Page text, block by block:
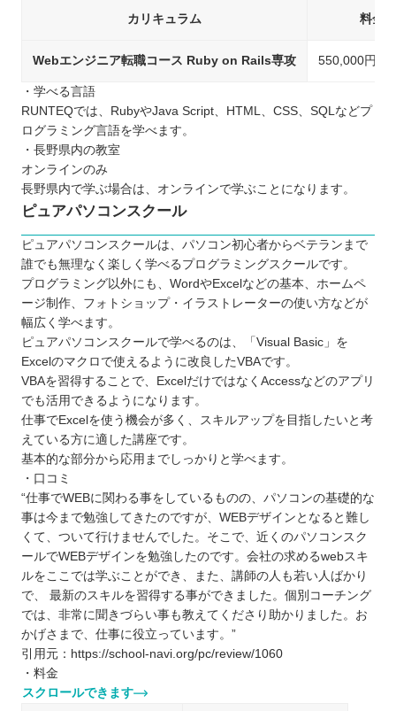
カリキュラム 料金
Webエンジニア転職コース Ruby on Rails専攻 550,000円（
・学べる言語
RUNTEQでは、RubyやJava Script、HTML、CSS、SQLなどプ
ログラミング言語を学べます。
・長野県内の教室
オンラインのみ
長野県内で学ぶ場合は、オンラインで学ぶことになります。
ピュアパソコンスクール
ピュアパソコンスクールは、パソコン初心者からベテランまで
誰でも無理なく楽しく学べるプログラミングスクールです。
プログラミング以外にも、WordやExcelなどの基本、ホームペ
ージ制作、フォトショップ・イラストレーターの使い方などが
幅広く学べます。
ピュアパソコンスクールで学べるのは、「Visual Basic」を
Excelのマクロで使えるように改良したVBAです。
VBAを習得することで、ExcelだけではなくAccessなどのアプリ
でも活用できるようになります。
仕事でExcelを使う機会が多く、スキルアップを目指したいと考
えている方に適した講座です。
基本的な部分から応用までしっかりと学べます。
・口コミ
“仕事でWEBに関わる事をしているものの、パソコンの基礎的な
事は今まで勉強してきたのですが、WEBデザインとなると難し
くて、ついて行けませんでした。そこで、近くのパソコンスク
ールでWEBデザインを勉強したのです。会社の求めるwebスキ
ルをここでは学ぶことができ、また、講師の人も若い人ばかり
で、 最新のスキルを習得する事ができました。個別コーチング
では、非常に聞きづらい事も教えてくださり助かりました。お
かげさまで、仕事に役立っています。”
引用元：https://school-navi.org/pc/review/1060
・料金
スクロールできます